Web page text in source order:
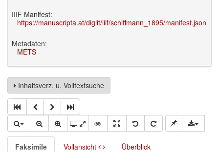
IIIF Manifest:
https://manuscripta.at/diglit/iiif/schiffmann_1895/manifest.json
Metadaten:
METS
Inhaltsverz. u. Volltextsuche
Faksimile Vollansicht Überblick